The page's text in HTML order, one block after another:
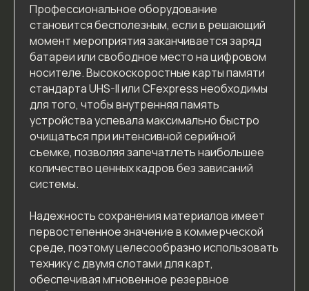
Профессиональное оборудование
становится бесполезным, если в решающий
момент мероприятия заканчивается заряд
батареи или свободное место на цифровом
носителе. Высокоскоростные карты памяти
стандарта UHS-II или CFexpress необходимы
для того, чтобы внутренняя память
устройства успевала максимально быстро
очищаться при интенсивной серийной
съемке, позволяя запечатлеть наибольшее
количество ценных кадров без зависаний
системы.
Надежность сохранения материалов имеет
первостепенное значение в коммерческой
среде, поэтому целесообразно использовать
технику с двумя слотами для карт,
обеспечивая мгновенное резервное